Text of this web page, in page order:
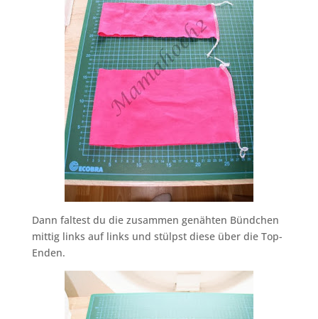
Dann faltest du die zusammen genähten Bündchen
mittig links auf links und stülpst diese über die Top-
Enden.